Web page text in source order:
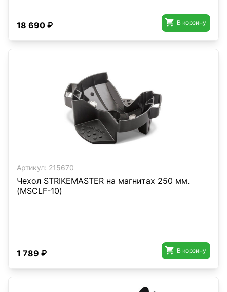
18 690 ₽  В корзину
Артикул: 215670
Чехол STRIKEMASTER на магнитах 250 мм.
(MSCLF-10)
1 789 ₽  В корзину